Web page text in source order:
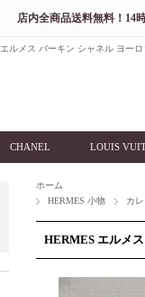
店内全商品送料無料！14
エルメス バーキン シャネル ヨー
CHANEL LOUIS
ホーム
HERMES 小物
カレ
HERMES エルメ